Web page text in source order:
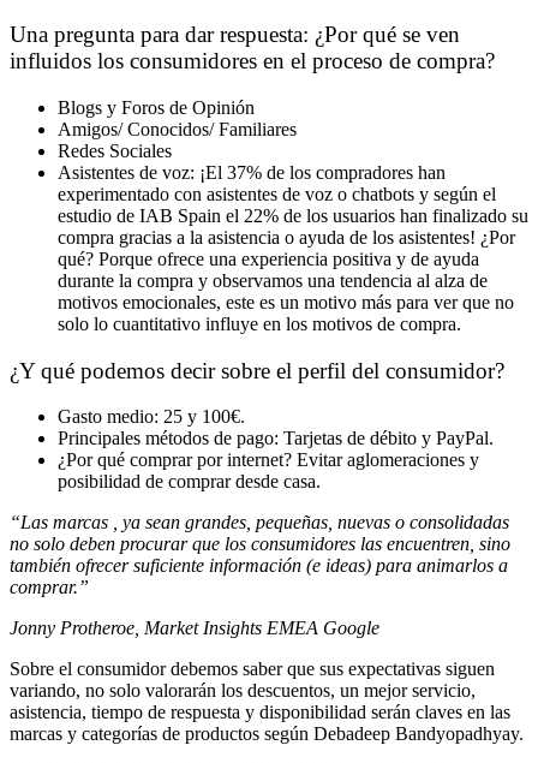
Una pregunta para dar respuesta: ¿Por qué se ven
influidos los consumidores en el proceso de compra?
Blogs y Foros de Opinión
Amigos/ Conocidos/ Familiares
Redes Sociales
Asistentes de voz: ¡El 37% de los compradores han
experimentado con asistentes de voz o chatbots y según el
estudio de IAB Spain el 22% de los usuarios han finalizado su
compra gracias a la asistencia o ayuda de los asistentes! ¿Por
qué? Porque ofrece una experiencia positiva y de ayuda
durante la compra y observamos una tendencia al alza de
motivos emocionales, este es un motivo más para ver que no
solo lo cuantitativo influye en los motivos de compra.
¿Y qué podemos decir sobre el perfil del consumidor?
Gasto medio: 25 y 100€.
Principales métodos de pago: Tarjetas de débito y PayPal.
¿Por qué comprar por internet? Evitar aglomeraciones y
posibilidad de comprar desde casa.
“Las marcas , ya sean grandes, pequeñas, nuevas o consolidadas
no solo deben procurar que los consumidores las encuentren, sino
también ofrecer suficiente información (e ideas) para animarlos a
comprar.”
Jonny Protheroe, Market Insights EMEA Google
Sobre el consumidor debemos saber que sus expectativas siguen
variando, no solo valorarán los descuentos, un mejor servicio,
asistencia, tiempo de respuesta y disponibilidad serán claves en las
marcas y categorías de productos según Debadeep Bandyopadhyay.